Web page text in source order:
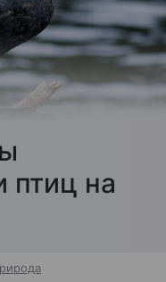
птиц на